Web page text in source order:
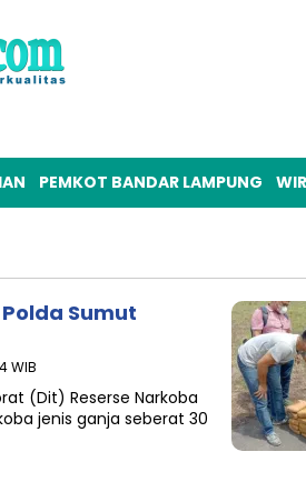
PEMKOT BANDAR LAMPUNG
Sumut
WIB
(Dit) Reserse Narkoba
jenis ganja seberat 30